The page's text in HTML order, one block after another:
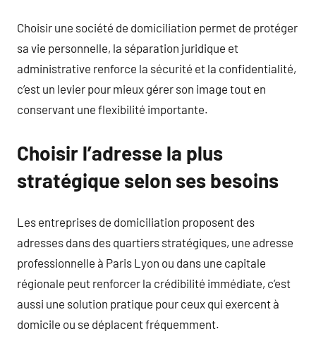
Choisir une société de domiciliation permet de protéger
sa vie personnelle, la séparation juridique et
administrative renforce la sécurité et la confidentialité,
c’est un levier pour mieux gérer son image tout en
conservant une flexibilité importante.
Choisir l’adresse la plus
stratégique selon ses besoins
Les entreprises de domiciliation proposent des
adresses dans des quartiers stratégiques, une adresse
professionnelle à Paris Lyon ou dans une capitale
régionale peut renforcer la crédibilité immédiate, c’est
aussi une solution pratique pour ceux qui exercent à
domicile ou se déplacent fréquemment.